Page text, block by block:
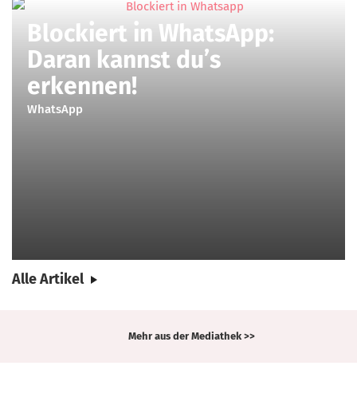
Blockiert in WhatsApp:
Daran kannst du’s
erkennen!
WhatsApp
Alle Artikel
Mehr aus der Mediathek >>